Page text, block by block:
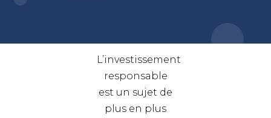
L’investissement
responsable
est un sujet de
plus en plus